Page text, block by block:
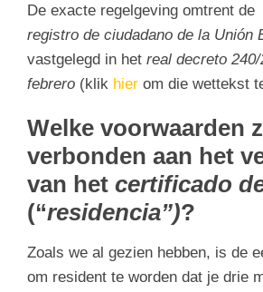
De exacte regelgeving omtrent de
registro de ciudadano de la Unión
vastgelegd in het real decreto
febrero (klik hier om die wettekst
Welke voorwaarden
verbonden aan het
van het certificado
(“residencia”)?
Zoals we al gezien hebben, is de
om resident te worden dat je drie